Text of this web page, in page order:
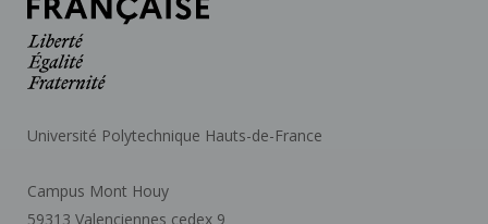
Université Polytechnique Hauts-de-France
Campus Mont Houy
59313 Valenciennes cedex 9